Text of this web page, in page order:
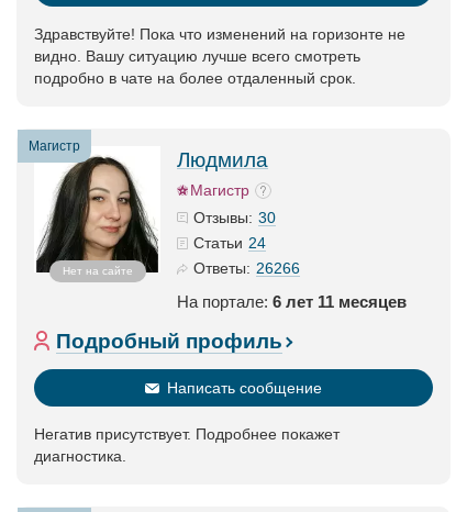
Здравствуйте! Пока что изменений на горизонте не
видно. Вашу ситуацию лучше всего смотреть
подробно в чате на более отдаленный срок.
Магистр
Нет на сайте
Людмила
Магистр
Отзывы: 30
Статьи 24
Ответы: 26266
На портале: 6 лет 11 месяцев
Подробный профиль
Написать сообщение
Негатив присутствует. Подробнее покажет
диагностика.